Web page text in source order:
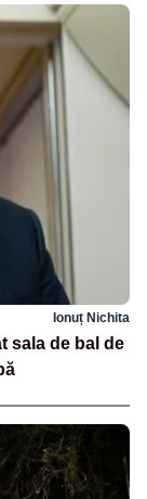
Ionuț Nichita
sala de bal de